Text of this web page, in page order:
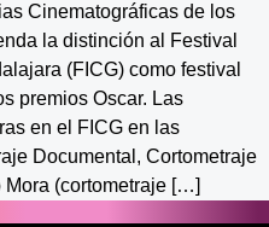
Cinematográficas de los
la distinción al Festival
(FICG) como festival
premios Oscar. Las
en el FICG en las
Documental, Cortometraje
Mora (cortometraje […]